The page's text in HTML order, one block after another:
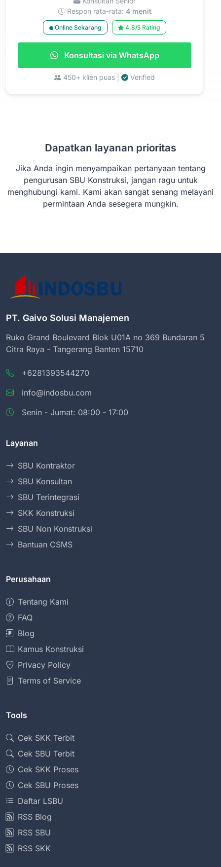
Respon rata-rata: 4 menit
Online Sekarang 4.8/5 Rating
Konsultasi via WhatsApp
450+ klien puas | Verified
Dapatkan layanan prioritas
Jika Anda ingin menyampaikan pertanyaan tentang
pengurusan SBU Konstruksi, jangan ragu untuk
menghubungi kami. Kami akan sangat senang melayani
permintaan Anda sesegera mungkin.
PT. Gaivo Solusi Manajemen
Ruko Grand Boulevard Blok U01A no 369 Bundaran 5
Citra Raya - Tangerang Banten 15710
+6281393544270
info@indosbu.com
Senin - Jumat: 08:00 - 17:00
Layanan
SBU Kontraktor
SBU Konsultan
SBU Terintegrasi
SKK Konstruksi
SBU Non Konstruksi
Bantuan CSMS
Perusahaan
Tentang Kami
FAQ
Blog
Kamus Konstruksi
Privacy Policy
Terms of Service
Tools
Cek SKK Terbit
Cek SBU Terbit
Cek SKK Proses
Cek SBU Proses
Daftar LSBU
RSS Blog
RSS SBU
RSS SKK